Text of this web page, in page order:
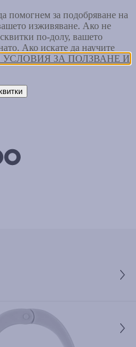
помогнем за подобряване на
изживяване. Ако не
по-долу, вашето
Ако искате да научите
ЗА ПОЛЗВАНЕ И